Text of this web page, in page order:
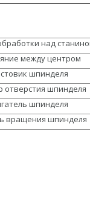
над
между центром
шпинделя
отверстия шпинделя
шпинделя
вращения шпинделя